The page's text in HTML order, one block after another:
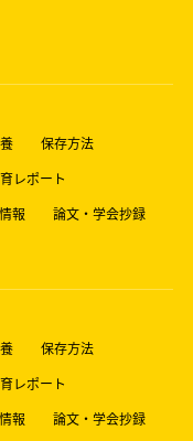
保存方法
レポート
報
論文・学会抄録
保存方法
レポート
報
論文・学会抄録